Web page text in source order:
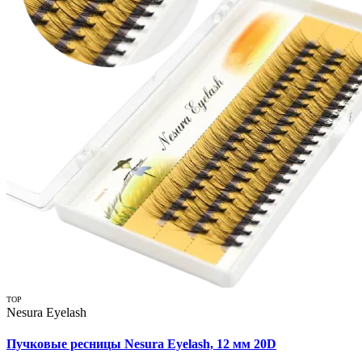
TOP
Nesura Eyelash
Пучковые ресницы Nesura Eyelash, 12 мм 20D